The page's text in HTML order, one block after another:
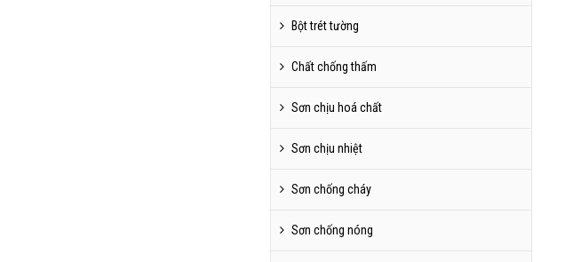
Bột trét tường
Chất chống thấm
Sơn chịu hoá chất
Sơn chịu nhiệt
Sơn chống cháy
Sơn chống nóng